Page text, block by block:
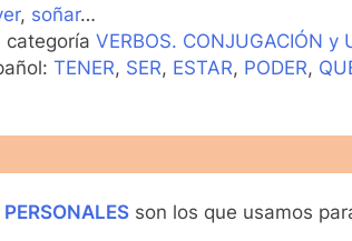
, soñar…
categoría VERBOS. CONJUGACIÓN y
TENER, SER, ESTAR, PODER,
son los que usamos